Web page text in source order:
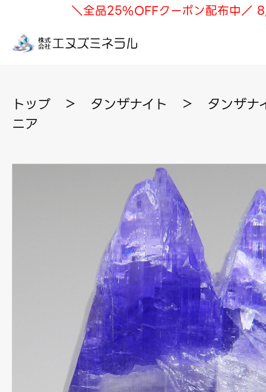
＼全品25%OFFクーポン配布中／
トップ ＞ タンザナイト ＞
タンザ
ニア